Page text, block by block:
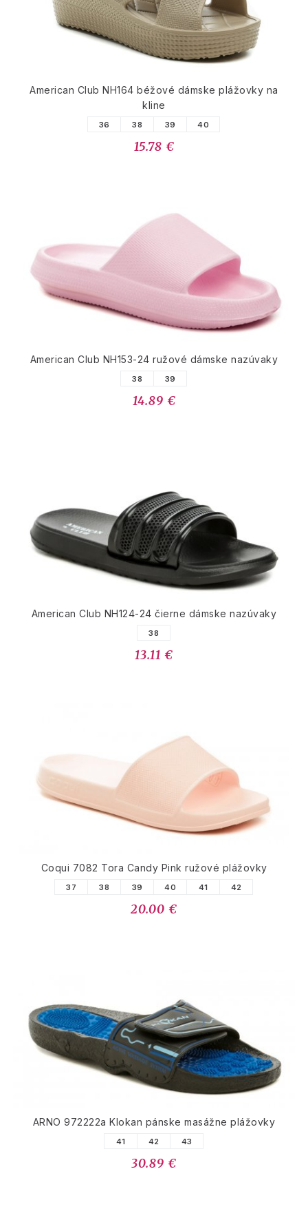
American Club NH164 béžové dámske plážovky na
kline
36 38 39 40
15.78 €
American Club NH153-24 ružové dámske nazúvaky
38 39
14.89 €
American Club NH124-24 čierne dámske nazúvaky
38
13.11 €
Coqui 7082 Tora Candy Pink ružové plážovky
37 38 39 40 41 42
20.00 €
ARNO 972222a Klokan pánske masážne plážovky
41 42 43
30.89 €